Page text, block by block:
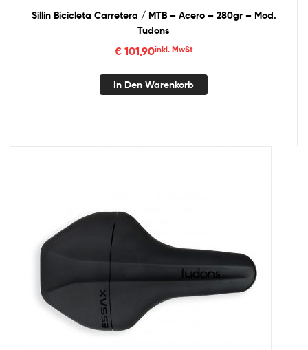
Sillín Bicicleta Carretera / MTB – Acero – 280gr – Mod.
Tudons
€101,90inkl. MwSt
In Den Warenkorb